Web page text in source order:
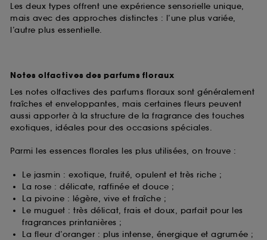
Les deux types offrent une expérience sensorielle unique,
mais avec des approches distinctes : l’une plus variée,
l’autre plus essentielle.
Notes olfactives des parfums floraux
Les notes olfactives des parfums floraux sont généralement
fraîches et enveloppantes, mais certaines fleurs peuvent
aussi apporter à la structure de la fragrance des touches
exotiques, idéales pour des occasions spéciales.
Parmi les essences florales les plus utilisées, on trouve :
Le jasmin : exotique, fruité, opulent et très riche ;
La rose : délicate, raffinée et douce ;
La pivoine : légère, vive et fraîche ;
Le muguet : très délicat, frais et doux, parfait pour les
fragrances printanières ;
La fleur d’oranger : plus intense, énergique et agrumée ;